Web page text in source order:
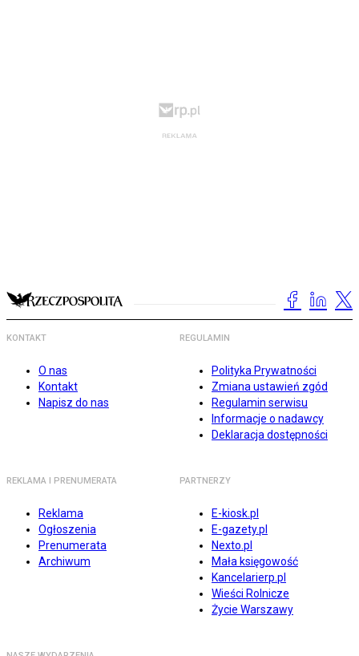
KONTAKT
O nas
Kontakt
Napisz do nas
REGULAMIN
Polityka Prywatności
Zmiana ustawień zgód
Regulamin serwisu
Informacje o nadawcy
Deklaracja dostępności
REKLAMA I PRENUMERATA
Reklama
Ogłoszenia
Prenumerata
Archiwum
PARTNERZY
E-kiosk.pl
E-gazety.pl
Nexto.pl
Mała księgowość
Kancelarierp.pl
Wieści Rolnicze
Życie Warszawy